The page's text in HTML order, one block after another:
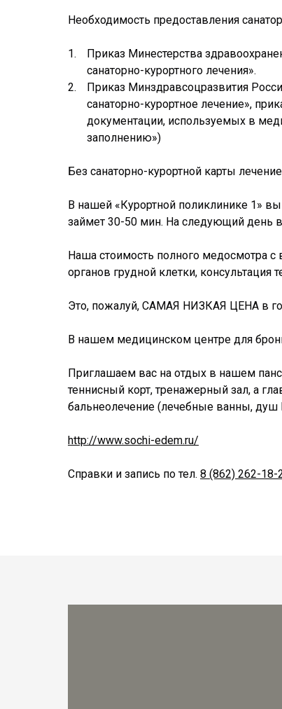
Необходимость предоставления
Приказ Минестерства
санаторно-курортного лечения».
Приказ Минздравсоцразвития
санаторно-курортное лечение»,
документации, используемых в
заполнению»)
Без санаторно-курортной карты лечение
В нашей «Курортной поликлинике 1»
займет 30-50 мин. На следующий день
Наша стоимость полного медосмотра с
органов грудной клетки, консультация
Это, пожалуй, САМАЯ НИЗКАЯ ЦЕНА в
В нашем медицинском центре для
Приглашаем вас на отдых в нашем
теннисный корт, тренажерный зал, а
бальнеолечение (лечебные ванны, душ
http://www.sochi-edem.ru/
Справки и запись по тел. 8 (862) 262-18-